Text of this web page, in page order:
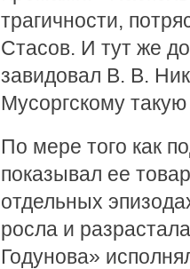
трагичности,
Стасов. И тут же
завидовал В. В.
Мусоргскому
По мере того как
показывал ее
отдельных
росла и
Годунова»